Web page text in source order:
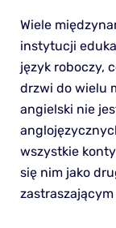
Wiele
instytucji
język roboczy,
drzwi do wielu
angielski nie
wszystkie
się nim jako